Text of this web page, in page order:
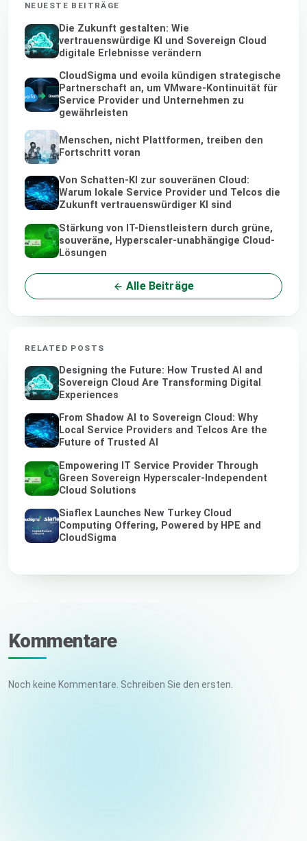
NEUESTE BEITRÄGE
Die Zukunft gestalten: Wie
vertrauenswürdige KI und Sovereign Cloud
digitale Erlebnisse verändern
CloudSigma und evoila kündigen strategische
Partnerschaft an, um VMware-Kontinuität für
Service Provider und Unternehmen zu
gewährleisten
Menschen, nicht Plattformen, treiben den
Fortschritt voran
Von Schatten-KI zur souveränen Cloud:
Warum lokale Service Provider und Telcos die
Zukunft vertrauenswürdiger KI sind
Stärkung von IT-Dienstleistern durch grüne,
souveräne, Hyperscaler-unabhängige Cloud-
Lösungen
Alle Beiträge
RELATED POSTS
Designing the Future: How Trusted AI and
Sovereign Cloud Are Transforming Digital
Experiences
From Shadow AI to Sovereign Cloud: Why
Local Service Providers and Telcos Are the
Future of Trusted AI
Empowering IT Service Provider Through
Green Sovereign Hyperscaler-Independent
Cloud Solutions
Siaflex Launches New Turkey Cloud
Computing Offering, Powered by HPE and
CloudSigma
Kommentare
Noch keine Kommentare. Schreiben Sie den ersten.